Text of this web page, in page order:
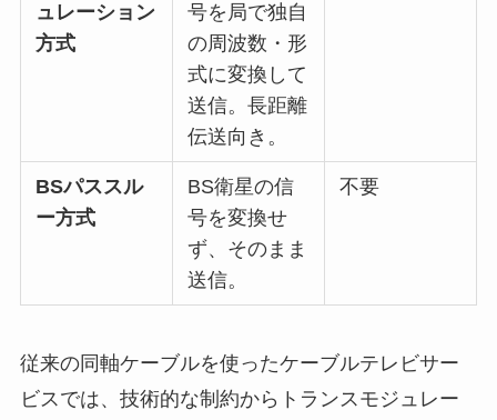
ュレーション
方式
号を局で独自
の周波数・形
式に変換して
送信。長距離
伝送向き。
BSパススル
ー方式
BS衛星の信
号を変換せ
ず、そのまま
送信。
不要
従来の同軸ケーブルを使ったケーブルテレビサー
ビスでは、技術的な制約からトランスモジュレー